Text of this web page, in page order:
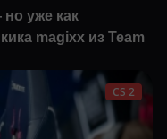
уже как
magixx из Team
CS 2